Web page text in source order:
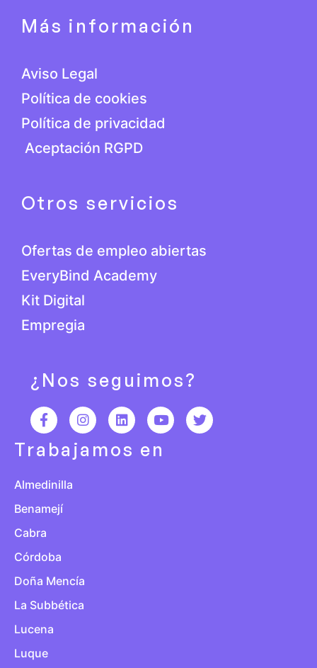
Más información
Aviso Legal
Política de cookies
Política de privacidad
Aceptación RGPD
Otros servicios
Ofertas de empleo abiertas
EveryBind Academy
Kit Digital
Empregia
¿Nos seguimos?
Trabajamos en
Almedinilla
Benamejí
Cabra
Córdoba
Doña Mencía
La Subbética
Lucena
Luque